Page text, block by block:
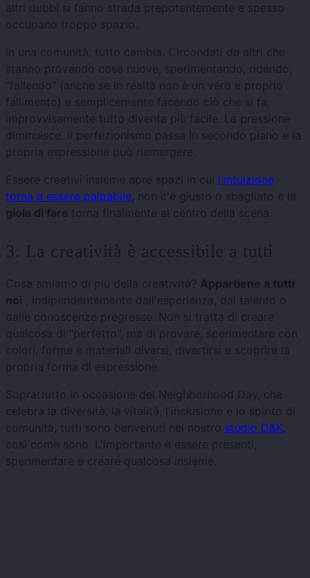
altri dubbi si fanno strada prepotentemente e spesso
occupano troppo spazio.
In una comunità, tutto cambia. Circondati da altri che
stanno provando cose nuove, sperimentando, ridendo,
"fallendo" (anche se in realtà non è un vero e proprio
fallimento) e semplicemente facendo ciò che si fa,
improvvisamente tutto diventa più facile. La pressione
diminuisce, il perfezionismo passa in secondo piano e la
propria espressione può riemergere.
Essere creativi insieme apre spazi in cui l'intuizione
torna a essere palpabile, non c'è giusto o sbagliato e la
gioia di fare torna finalmente al centro della scena.
3. La creatività è accessibile a tutti
Cosa amiamo di più della creatività? Appartiene a tutti
noi , indipendentemente dall'esperienza, dal talento o
dalle conoscenze pregresse. Non si tratta di creare
qualcosa di "perfetto", ma di provare, sperimentare con
colori, forme e materiali diversi, divertirsi e scoprire la
propria forma di espressione.
Soprattutto in occasione del Neighborhood Day, che
celebra la diversità, la vitalità, l'inclusione e lo spirito di
comunità, tutti sono benvenuti nel nostro studio D&K,
così come sono. L'importante è essere presenti,
sperimentare e creare qualcosa insieme.